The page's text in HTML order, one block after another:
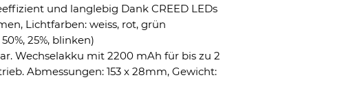
und langlebig Dank CREED LEDs
Lichtfarben: weiss, rot, grün
25%, blinken)
Wechselakku mit 2200 mAh für bis zu 2
Abmessungen: 153 x 28mm, Gewicht: